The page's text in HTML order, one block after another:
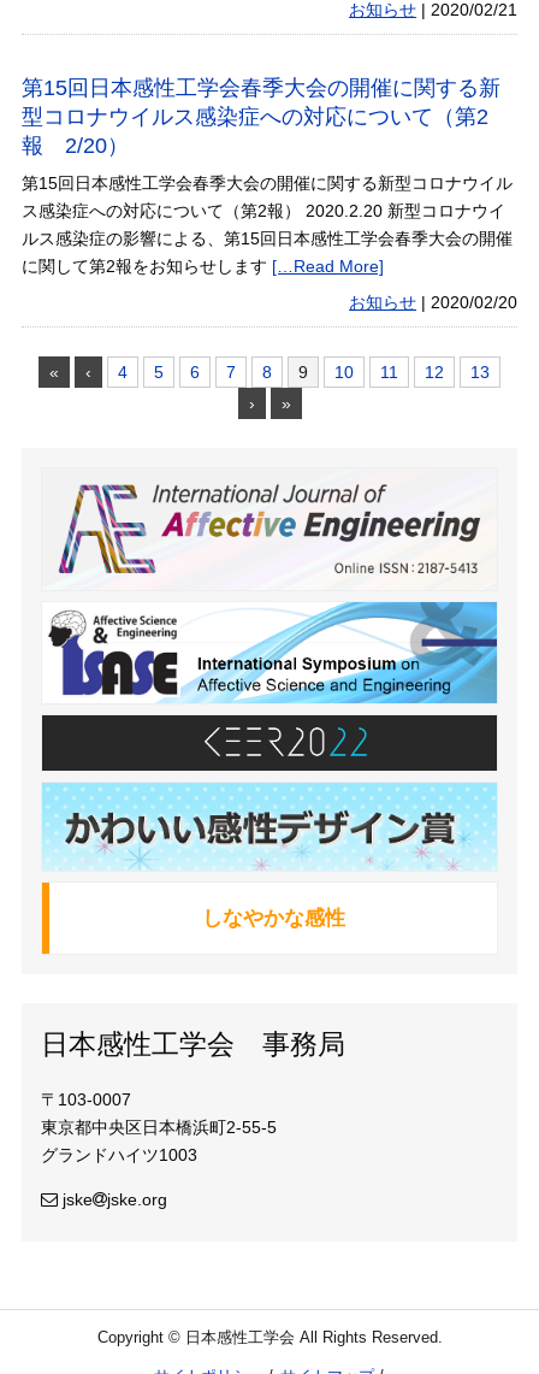
お知らせ |2020/02/21
第15回日本感性工学会春季大会の開催に関する新
型コロナウイルス感染症への対応について（第2
報 2/20）
第15回日本感性工学会春季大会の開催に関する新型コロナウイル
ス感染症への対応について（第2報） 2020.2.20 新型コロナウイ
ルス感染症の影響による、第15回日本感性工学会春季大会の開催
に関して第2報をお知らせします […Read More]
お知らせ |2020/02/20
« ‹ 4 5 6 7 8 9 10 11 12
13
›
»
しなやかな感性
日本感性工学会 事務局
〒103-0007
東京都中央区日本橋浜町2-55-5
グランドハイツ1003
jske jske.org
Copyright © 日本感性工学会 All Rights Reserved.